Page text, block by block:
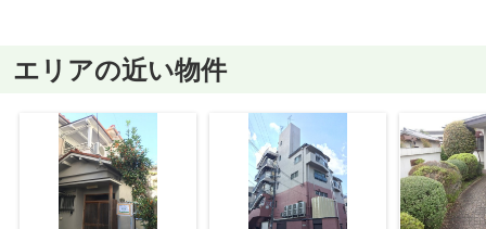
エリアの近い物件